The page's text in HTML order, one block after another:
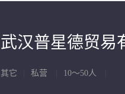
武汉普星德贸易
其它 私营 10～50人